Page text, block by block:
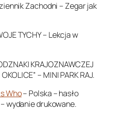
Zachodni – Zegar jak
TYCHY – Lekcja w
KRAJOZNAWCZEJ
– MINI PARK RAJ.
Who– Polska – hasło
wydanie drukowane.